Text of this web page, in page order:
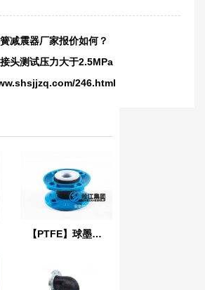
簧减震器厂家报价如何？
接头测试压力大于2.5MPa
246.html
【PTFE】球墨法兰四氟橡胶接头“适用于航空煤油”